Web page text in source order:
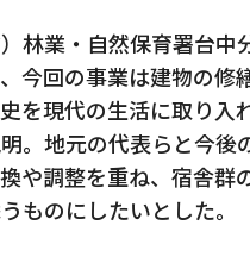
林業・自然保育署台中
今回の事業は建物の修
を現代の生活に取り入
。地元の代表らと今後
や調整を重ね、宿舎群
ものにしたいとした。